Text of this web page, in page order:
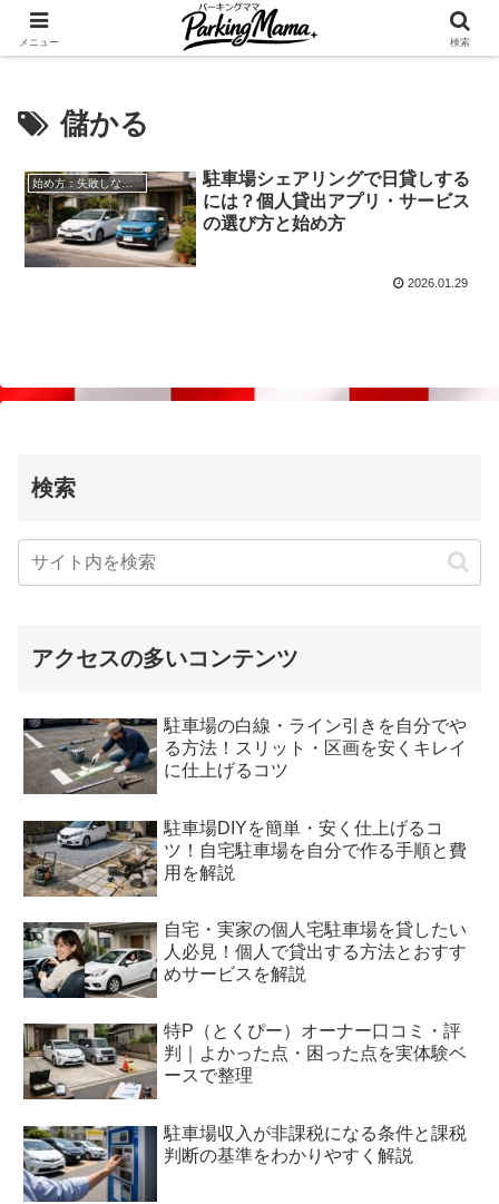
✨空き家・自宅の駐車場を貸してゆとりget🍵
儲かる
始め方：失敗しない自宅駐車場貸し出し
駐車場シェアリングで日貸しする
には？個人貸出アプリ・サービス
の選び方と始め方
2026.01.29
検索
アクセスの多いコンテンツ
駐車場の白線・ライン引きを自分でや
る方法！スリット・区画を安くキレイ
に仕上げるコツ
駐車場DIYを簡単・安く仕上げるコ
ツ！自宅駐車場を自分で作る手順と費
用を解説
自宅・実家の個人宅駐車場を貸したい
人必見！個人で貸出する方法とおすす
めサービスを解説
特P（とくぴー）オーナー口コミ・評
判｜よかった点・困った点を実体験ベ
ースで整理
駐車場収入が非課税になる条件と課税
判断の基準をわかりやすく解説
メニュー 検索